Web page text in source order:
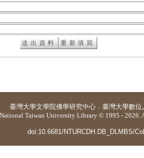
臺灣大學文學院佛學研究中心 ． 臺灣大學數位
National Taiwan University Library © 1995 - 2026.
doi:10.6681/NTURCDH.DB_DLMBS/